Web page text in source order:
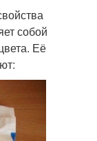
собой
Её